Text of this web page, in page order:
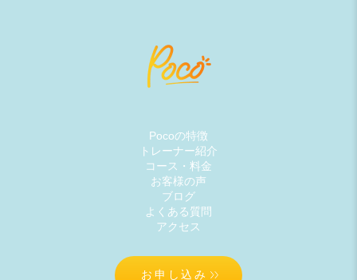
Pocoの特徴
トレーナー紹介
コース・料金
お客様の声
ブログ
よくある質問
アクセス
お申し込み